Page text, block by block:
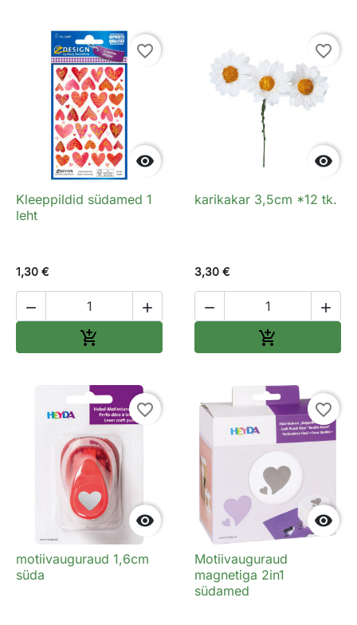

favorite_border
Kleeppildid südamed 1
leht
1,30 €
 


favorite_border
karikakar 3,5cm *12 tk.
3,30 €
 


favorite_border
motiivauguraud 1,6cm
süda

favorite_border
Motiivauguraud
magnetiga 2in1
südamed